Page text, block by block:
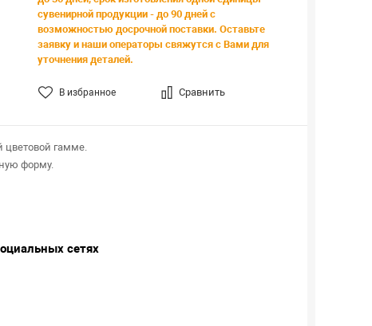
сувенирной продукции - до 90 дней с
возможностью досрочной поставки. Оставьте
заявку и наши операторы свяжутся с Вами для
уточнения деталей.
В избранное Сравнить
в серой цветовой гамме.
форму.
сетях